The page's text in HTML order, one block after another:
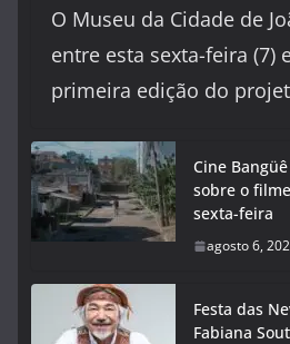
O Museu da Cidade de
entre esta sexta-feira (7)
primeira edição do
Cine
sobre o
sexta-feira
agosto 6,
Festa das
Fabiana